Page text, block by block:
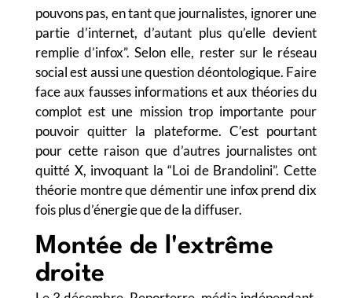
pouvons pas, en tant que journalistes, ignorer une
partie d’internet, d’autant plus qu’elle devient
remplie d’infox”. Selon elle, rester sur le réseau
social est aussi une question déontologique. Faire
face aux fausses informations et aux théories du
complot est une mission trop importante pour
pouvoir quitter la plateforme. C’est pourtant
pour cette raison que d’autres journalistes ont
quitté X, invoquant la “Loi de Brandolini”. Cette
théorie montre que démentir une infox prend dix
fois plus d’énergie que de la diffuser.
Montée de l'extrême
droite